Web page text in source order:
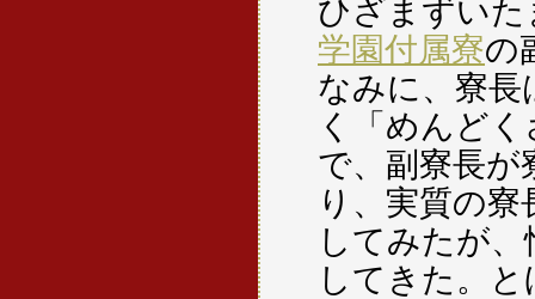
ひざまずい
学園付属寮の
なみに、寮
く「めんど
で、副寮長
り、実質の
してみたが
してきた。